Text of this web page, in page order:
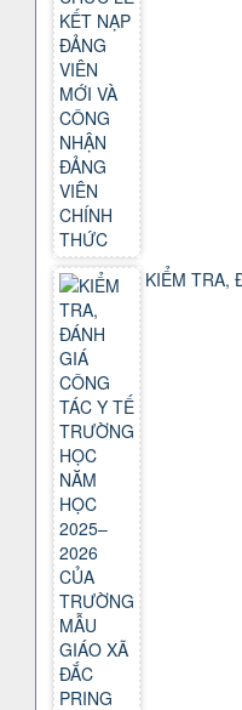
KIỂM TRA,